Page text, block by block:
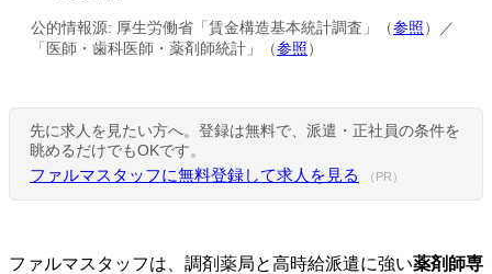
公的情報源: 厚生労働省「賃金構造基本統計調査」（参照）／
「医師・歯科医師・薬剤師統計」（参照）
先に求人を見たい方へ。登録は無料で、派遣・正社員の条件を
眺めるだけでもOKです。
ファルマスタッフに無料登録して求人を見る （PR）
ファルマスタッフは、調剤薬局と高時給派遣に強い薬剤師専